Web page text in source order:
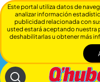
Este portal utiliza datos de
analizar información
publicidad relacionada con
usted estará aceptando
deshabilitarlas u obtener más